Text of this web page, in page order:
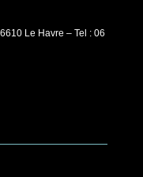
Le Havre – Tel : 06